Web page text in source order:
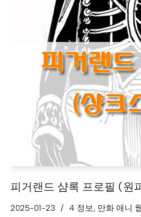
피거랜드 샴록 프로필 (원
2025-01-23 4 정보, 만화 애니